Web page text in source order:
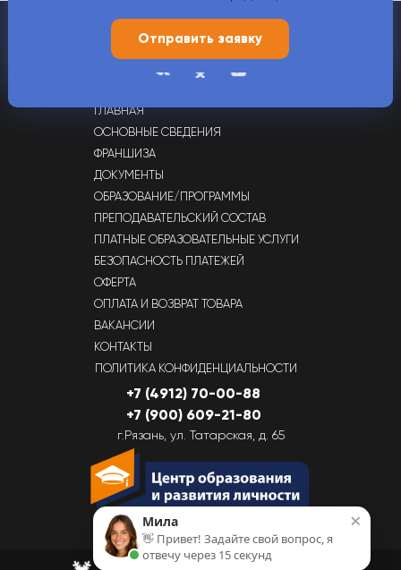
г. Рязань, ул. Татарская, д. 65
ГЛАВНАЯ
ОСНОВНЫЕ СВЕДЕНИЯ
ФРАНШИЗА
ДОКУМЕНТЫ
ОБРАЗОВАНИЕ/ПРОГРАММЫ
ПРЕПОДАВАТЕЛЬСКИЙ СОСТАВ
ПЛАТНЫЕ ОБРАЗОВАТЕЛЬНЫЕ УСЛУГИ
БЕЗОПАСНОСТЬ ПЛАТЕЖЕЙ
ОФЕРТА
ОПЛАТА И ВОЗВРАТ ТОВАРА
ВАКАНСИИ
КОНТАКТЫ
ПОЛИТИКА КОНФИДЕНЦИАЛЬНОСТИ
+7 (4912) 70-00-88
+7 (900) 609-21-80
г.Рязань, ул. Татарская, д. 65
×
Мила
👋 Привет! Задайте свой вопрос, я
отвечу через 15 секунд